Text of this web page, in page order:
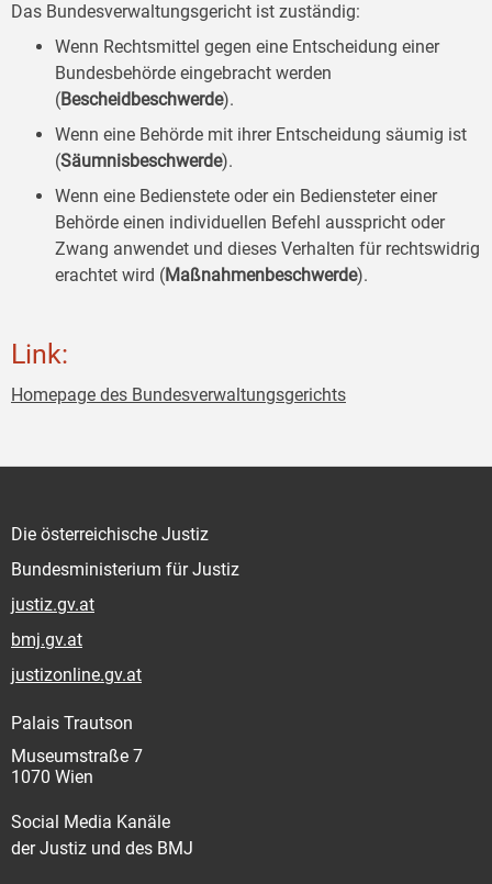
Das Bundesverwaltungsgericht ist zuständig:
Wenn Rechtsmittel gegen eine Entscheidung einer
Bundesbehörde eingebracht werden
(Bescheidbeschwerde).
Wenn eine Behörde mit ihrer Entscheidung säumig ist
(Säumnisbeschwerde).
Wenn eine Bedienstete oder ein Bediensteter einer
Behörde einen individuellen Befehl ausspricht oder
Zwang anwendet und dieses Verhalten für rechtswidrig
erachtet wird (Maßnahmenbeschwerde).
Link:
Homepage des Bundesverwaltungsgerichts
Die österreichische Justiz
Bundesministerium für Justiz
justiz.gv.at
bmj.gv.at
justizonline.gv.at
Palais Trautson
Museumstraße 7
1070 Wien
Social Media Kanäle
der Justiz und des BMJ